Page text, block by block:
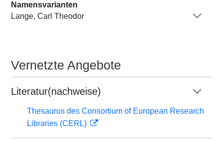
Namensvarianten
Lange, Carl Theodor
Vernetzte Angebote
Literatur(nachweise)
Thesaurus des Consortium of European Research
Libraries (CERL)